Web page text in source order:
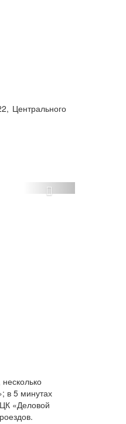
Центрального
Next
в 5 минутах
«Деловой